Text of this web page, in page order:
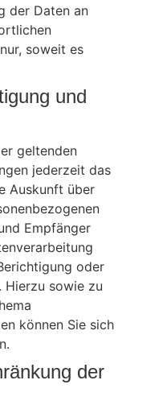
der Daten an
soweit es
und
geltenden
jederzeit das
Auskunft über
Empfänger
oder
Hierzu sowie zu
können Sie sich
der